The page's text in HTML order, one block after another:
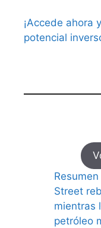
¡Accede ahora
potencial
Street
mientras
petróleo